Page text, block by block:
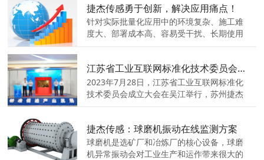
位振动数值的在线实时监测，及时掌握设备
的运行状态，从而达到“降本增效”的目的。
捷杰传感勇于创新，解决应用痛点！
针对实际批量化应用中的环境复杂、施工难
度大、部署成本高、容易受干扰、长期使用
品，具有一定的代表性。
江苏省工业互联网标准化技术委员会成立（JS/TC67），捷杰传感积极参与相关标准化工作
2023年7月28日，江苏省工业互联网标准化
技术委员会成立大会在吴江举行，苏州捷杰
捷杰传感：球磨机振动在线监测方案
球磨机是选矿厂和冶炼厂的核心设备，球磨
机异常振动会对工业生产和运作带来很大的